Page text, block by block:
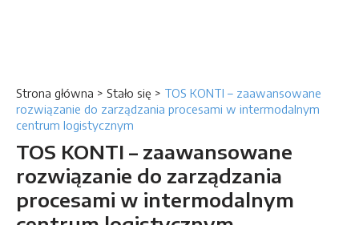
Strona główna > Stało się > TOS KONTI – zaawansowane
rozwiązanie do zarządzania procesami w intermodalnym
centrum logistycznym
TOS KONTI – zaawansowane
rozwiązanie do zarządzania
procesami w intermodalnym